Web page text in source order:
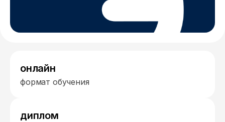
онлайн
формат обучения
диплом